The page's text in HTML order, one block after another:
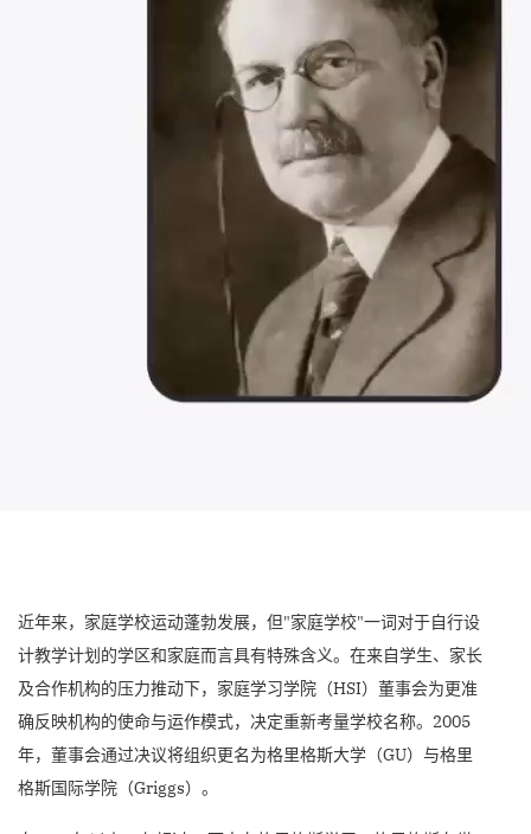
近年来，家庭学校运动蓬勃发展，但"家庭学校"一词对于自行设
计教学计划的学区和家庭而言具有特殊含义。在来自学生、家长
及合作机构的压力推动下，家庭学习学院（HSI）董事会为更准
确反映机构的使命与运作模式，决定重新考量学校名称。2005
年，董事会通过决议将组织更名为格里格斯大学（GU）与格里
格斯国际学院（Griggs）。